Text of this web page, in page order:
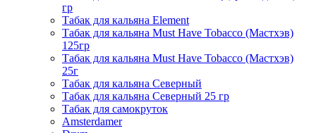
гр
Табак для кальяна Element
Табак для кальяна Must Have Tobacco (Мастхэв)
125гр
Табак для кальяна Must Have Tobacco (Мастхэв)
25г
Табак для кальяна Северный
Табак для кальяна Северный 25 гр
Табак для самокруток
Amsterdamer